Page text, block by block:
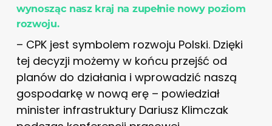
wynosząc nasz kraj na zupełnie nowy poziom
rozwoju.
– CPK jest symbolem rozwoju Polski. Dzięki
tej decyzji możemy w końcu przejść od
planów do działania i wprowadzić naszą
gospodarkę w nową erę – powiedział
minister infrastruktury Dariusz Klimczak